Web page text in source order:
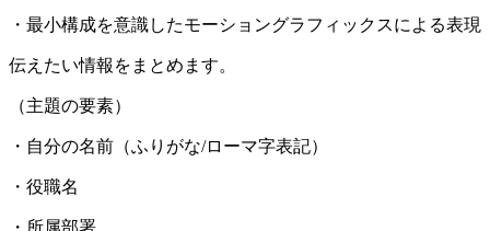
・最小構成を意識したモーショングラフィックスによる表現
伝えたい情報をまとめます。
（主題の要素）
・自分の名前（ふりがな/ローマ字表記）
・役職名